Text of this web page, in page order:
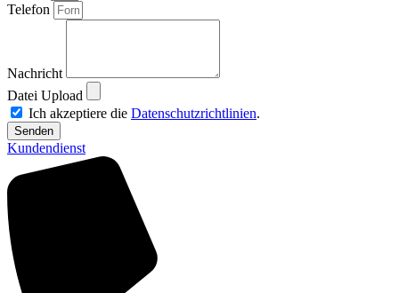
Telefon
Nachricht
Datei Upload
Ich akzeptiere die Datenschutzrichtlinien.
Senden
Kundendienst